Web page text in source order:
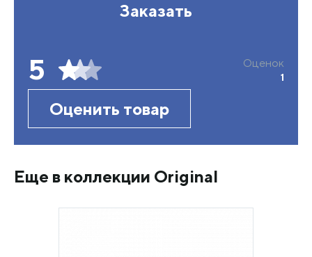
Заказать
5 Оценок
1
Оценить товар
Еще в коллекции Original